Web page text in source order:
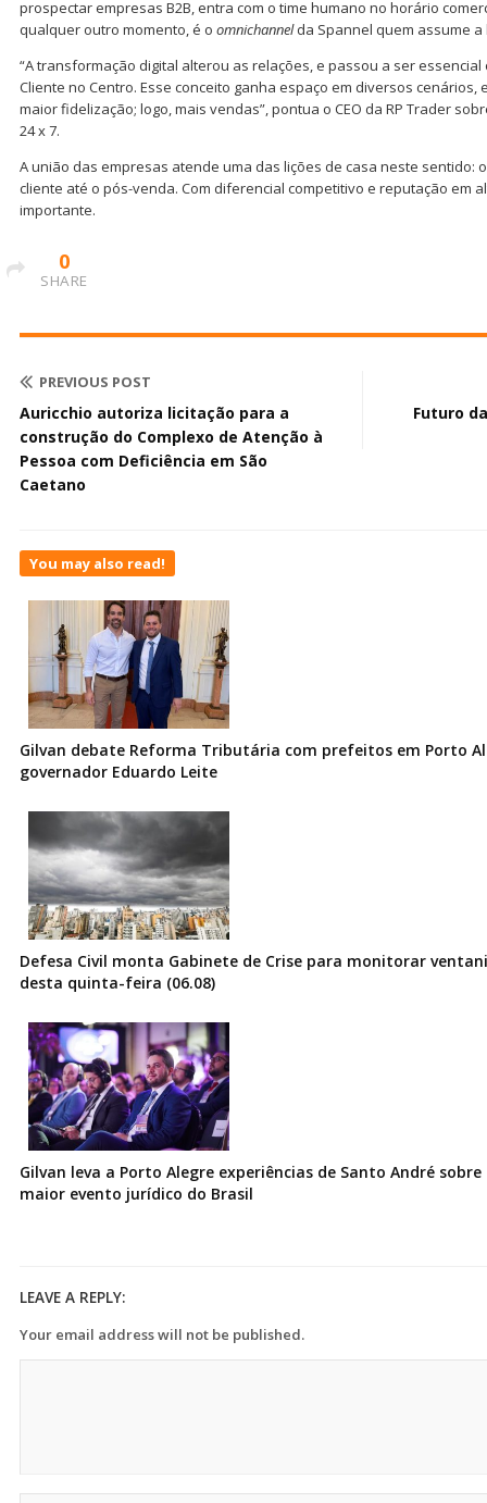
prospectar empresas B2B, entra com o time humano no horário
qualquer outro momento, é o omnichannelda Spannel quem assume
“A transformação digital alterou as relações, e passou a ser essencial
Cliente no Centro. Esse conceito ganha espaço em diversos cenários,
maior fidelização; logo, mais vendas”, pontua o CEO da RP Trader
24 x 7.
A união das empresas atende uma das lições de casa neste sentido:
cliente até o pós-venda. Com diferencial competitivo e reputação em
importante.
0
SHARE
PREVIOUS POST
Auricchio autoriza licitação para a
construção do Complexo de Atenção à
Pessoa com Deficiência em São
Caetano
Futuro
You may also read!
Gilvan debate Reforma Tributária com prefeitos em Porto
governador Eduardo Leite
Defesa Civil monta Gabinete de Crise para monitorar
desta quinta-feira (06.08)
Gilvan leva a Porto Alegre experiências de Santo André
maior evento jurídico do Brasil
LEAVE A REPLY:
Your email address will not be published.